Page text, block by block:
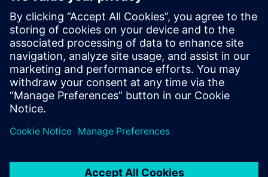
Lehetővé teszi az automatizált, géppel olvasható
alkatrészsorozatokat közvetlenül a Siemens NX-en belül.
Sablonok és adatforrások segítségével a gyártók percek
alatt konzisztens DMC/QR-jelöléseket generálnak több
millió alkatrészr...
További információk